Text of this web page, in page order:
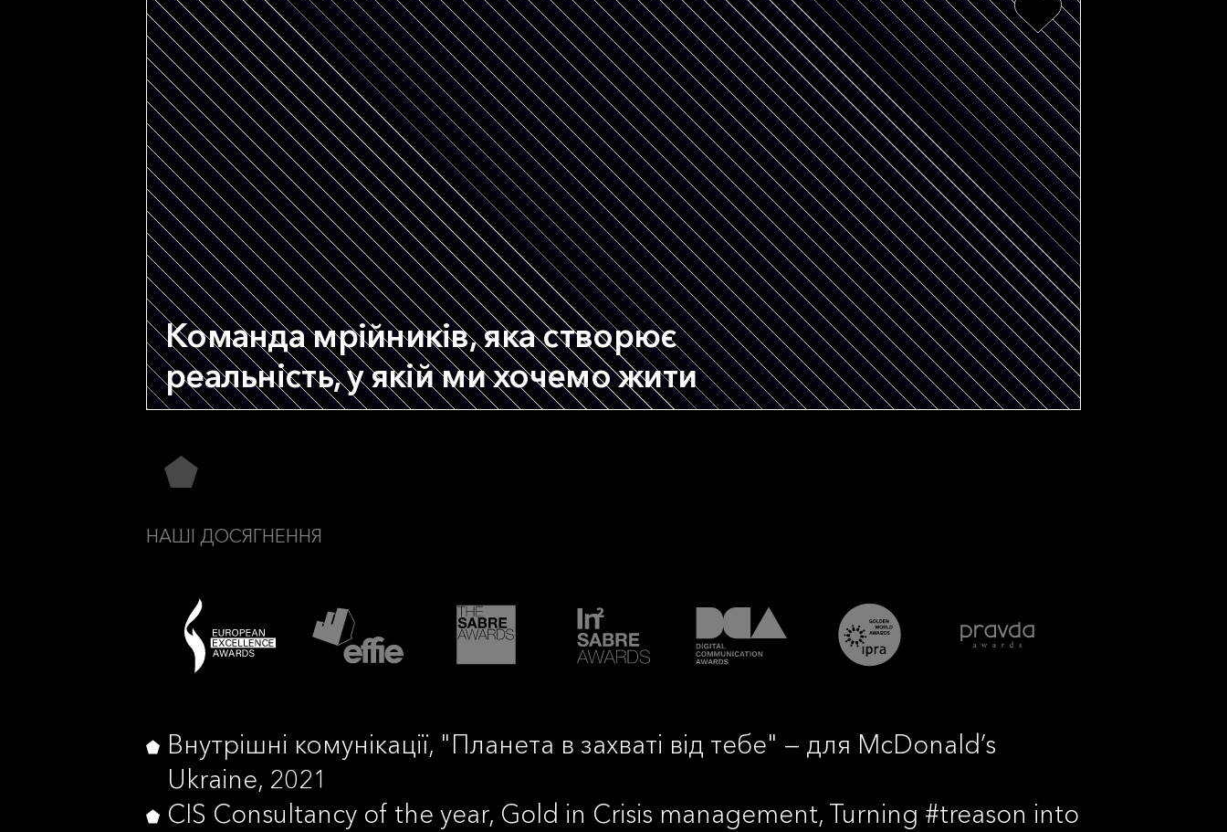
Команда мрійників, яка створює
реальність, у якій ми хочемо жити
НАШІ ДОСЯГНЕННЯ
Внутрішні комунікації, "Планета в захваті від тебе" — для McDonald’s
Ukraine, 2021
CIS Consultancy of the year, Gold in Crisis management, Turning #treason into